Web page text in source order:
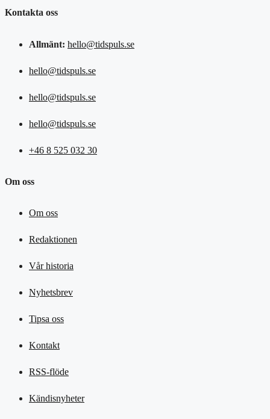
Kontakta oss
Allmänt: hello@tidspuls.se
hello@tidspuls.se
hello@tidspuls.se
hello@tidspuls.se
+46 8 525 032 30
Om oss
Om oss
Redaktionen
Vår historia
Nyhetsbrev
Tipsa oss
Kontakt
RSS-flöde
Kändisnyheter